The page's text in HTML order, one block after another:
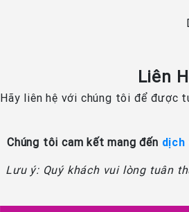
Liên
Hãy liên hệ với chúng tôi để được
Chúng tôi cam kết mang đến dịch
Lưu ý: Quý khách vui lòng tuân